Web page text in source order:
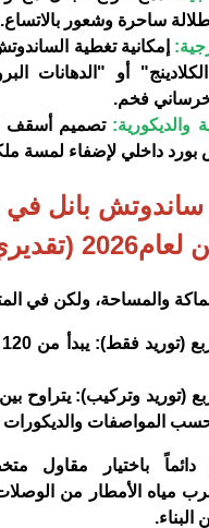
ساحرة وشعور بالاتساع.
إمكانية تغطية
أو "الدهانات
خرساني فخم.
والديكورية: تصميم أسقف
داخلي لإضفاء لمسة
ساندوتش بانل
(تقديري)
والمساحة، ولكن في
المواصفات والديكورات
دائماً باختيار مقاول
مياه الأمطار من
البناء.